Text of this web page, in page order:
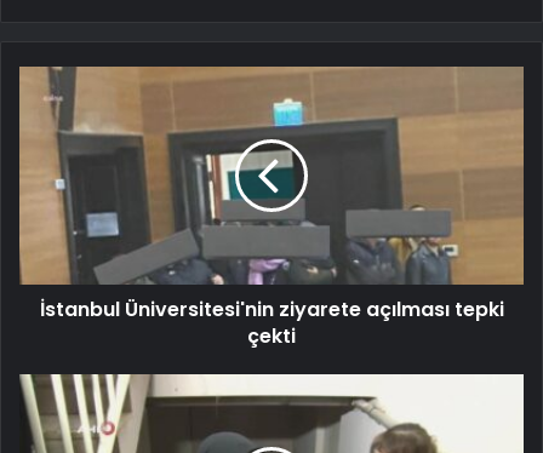
İstanbul Üniversitesi'nin ziyarete açılması tepki
çekti